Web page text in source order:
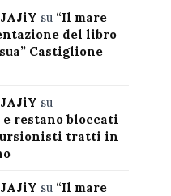
su “Il mare
del libro
Castiglione
su
restano bloccati
tratti in
su “Il mare